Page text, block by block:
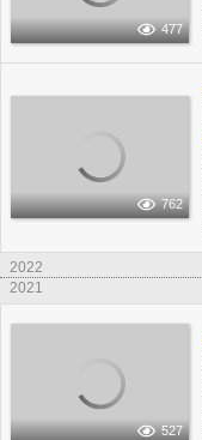
477
762
2022
2021
527